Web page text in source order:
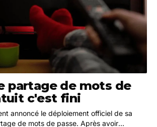
partage de mots de
c'est fini
annoncé le déploiement officiel de sa
de mots de passe. Après avoir